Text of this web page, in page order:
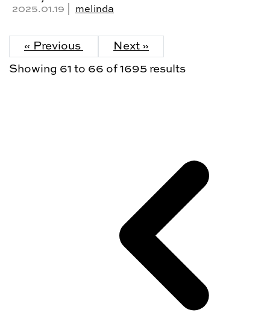
2025.01.19 | melinda
« Previous Next »
Showing 61 to 66 of 1695 results